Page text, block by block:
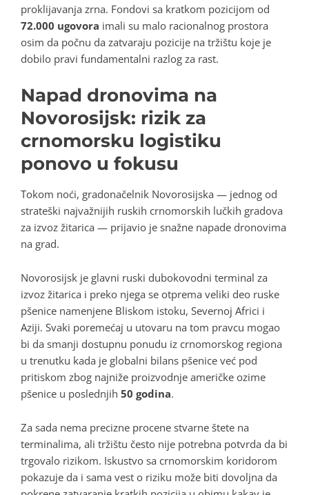
proklijavanja zrna. Fondovi sa kratkom pozicijom od
72.000 ugovora imali su malo racionalnog prostora
osim da počnu da zatvaraju pozicije na tržištu koje je
dobilo pravi fundamentalni razlog za rast.
Napad dronovima na
Novorosijsk: rizik za
crnomorsku logistiku
ponovo u fokusu
Tokom noći, gradonačelnik Novorosijska — jednog od
strateški najvažnijih ruskih crnomorskih lučkih gradova
za izvoz žitarica — prijavio je snažne napade dronovima
na grad.
Novorosijsk je glavni ruski dubokovodni terminal za
izvoz žitarica i preko njega se otprema veliki deo ruske
pšenice namenjene Bliskom istoku, Severnoj Africi i
Aziji. Svaki poremećaj u utovaru na tom pravcu mogao
bi da smanji dostupnu ponudu iz crnomorskog regiona
u trenutku kada je globalni bilans pšenice već pod
pritiskom zbog najniže proizvodnje američke ozime
pšenice u poslednjih 50 godina.
Za sada nema precizne procene stvarne štete na
terminalima, ali tržištu često nije potrebna potvrda da bi
trgovalo rizikom. Iskustvo sa crnomorskim koridorom
pokazuje da i sama vest o riziku može biti dovoljna da